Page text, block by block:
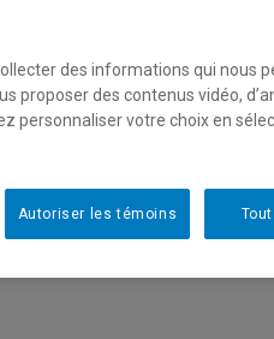
: les nouvelles
des informations qui nous
proposer des contenus vidéo,
personnaliser votre choix en
Autoriser les témoins